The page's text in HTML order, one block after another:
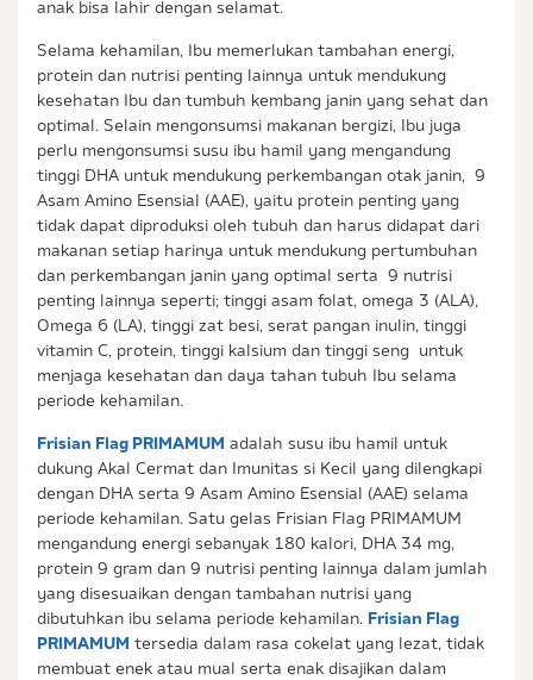
anak bisa lahir dengan selamat.
Selama kehamilan, Ibu memerlukan tambahan energi,
protein dan nutrisi penting lainnya untuk mendukung
kesehatan Ibu dan tumbuh kembang janin yang sehat dan
optimal. Selain mengonsumsi makanan bergizi, Ibu juga
perlu mengonsumsi susu ibu hamil yang mengandung
tinggi DHA untuk mendukung perkembangan otak janin, 9
Asam Amino Esensial (AAE), yaitu protein penting yang
tidak dapat diproduksi oleh tubuh dan harus didapat dari
makanan setiap harinya untuk mendukung pertumbuhan
dan perkembangan janin yang optimal serta 9 nutrisi
penting lainnya seperti; tinggi asam folat, omega 3 (ALA),
Omega 6 (LA), tinggi zat besi, serat pangan inulin, tinggi
vitamin C, protein, tinggi kalsium dan tinggi seng untuk
menjaga kesehatan dan daya tahan tubuh Ibu selama
periode kehamilan.
Frisian Flag PRIMAMUM adalah susu ibu hamil untuk
dukung Akal Cermat dan Imunitas si Kecil yang dilengkapi
dengan DHA serta 9 Asam Amino Esensial (AAE) selama
periode kehamilan. Satu gelas Frisian Flag PRIMAMUM
mengandung energi sebanyak 180 kalori, DHA 34 mg,
protein 9 gram dan 9 nutrisi penting lainnya dalam jumlah
yang disesuaikan dengan tambahan nutrisi yang
dibutuhkan ibu selama periode kehamilan. Frisian Flag
PRIMAMUM tersedia dalam rasa cokelat yang lezat, tidak
membuat enek atau mual serta enak disajikan dalam